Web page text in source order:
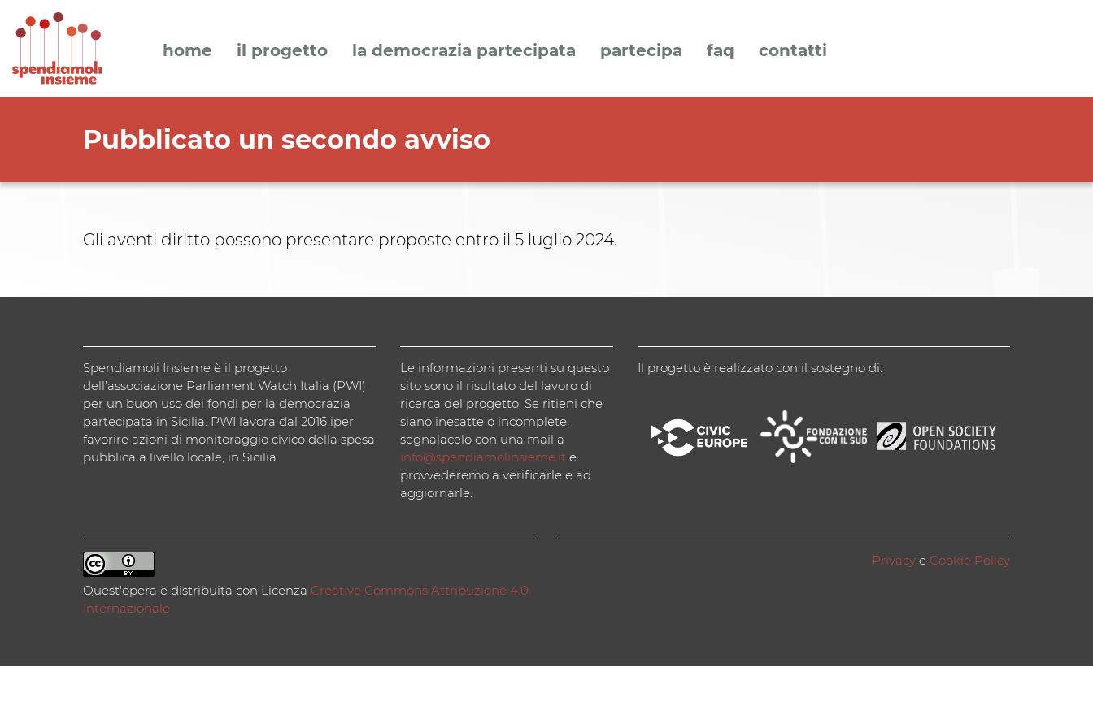
home il progetto la democrazia partecipata partecipa faq contatti
Pubblicato un secondo avviso
Gli aventi diritto possono presentare proposte entro il 5 luglio 2024.
Spendiamoli Insieme è il progetto
dell’associazione Parliament Watch Italia (PWI)
per un buon uso dei fondi per la democrazia
partecipata in Sicilia. PWI lavora dal 2016 iper
favorire azioni di monitoraggio civico della spesa
pubblica a livello locale, in Sicilia.
Le informazioni presenti su questo
sito sono il risultato del lavoro di
ricerca del progetto. Se ritieni che
siano inesatte o incomplete,
segnalacelo con una mail a
info@spendiamolinsieme.ite
provvederemo a verificarle e ad
aggiornarle.
Il progetto è realizzato con il sostegno di:
Quest'opera è distribuita con Licenza Creative Commons Attribuzione 4.0
Internazionale
Privacy e Cookie Policy